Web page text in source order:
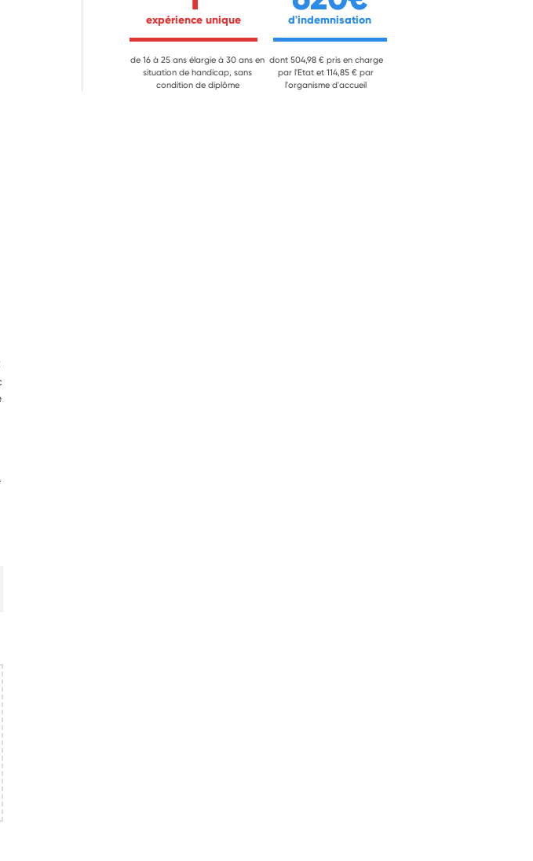
expérience unique
de 16 à 25 ans élargie à 30 ans en
situation de handicap, sans
condition de diplôme
d'indemnisation
dont 504,98 € pris en charge
par l'Etat et 114,85 € par
l'organisme d'accueil